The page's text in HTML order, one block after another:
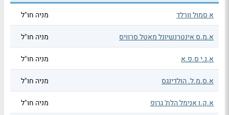
א סמול וורלד מניה חו"ל
א.מ.ס אינטרנשיונל מאטל סרוויס מניה חו"ל
א.נ.י ס.פ.א מניה חו"ל
א.ס.מ.ל. הולדינגס מניה חו"ל
א.ק.ו אנימל הלת' גרופ מניה חו"ל